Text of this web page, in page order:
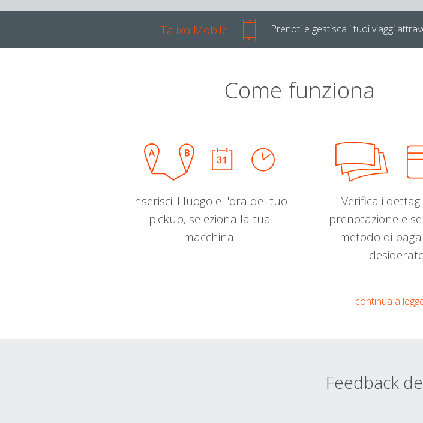
Talixo Mobile Prenoti e gestisca i tuoi viaggi
Come funziona
Inserisci il luogo e l'ora del tuo
pickup, seleziona la tua
macchina.
Verifica i
prenotazione e
metodo di
continua a
Feedback